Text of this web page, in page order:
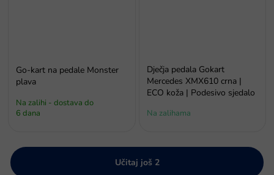
Go-kart na pedale Monster
plava
Na zalihi - dostava do
6 dana
Dječja pedala Gokart
Mercedes XMX610 crna |
ECO koža | Podesivo sjedalo
Na zalihama
Učitaj još 2